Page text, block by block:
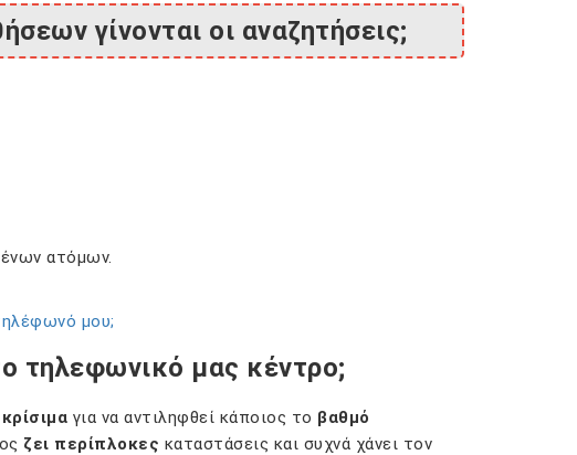
γίνονται οι αναζητήσεις;
ατόμων.
μου;
τηλεφωνικό μας κέντρο;
κρίσιμα για να αντιληφθεί κάποιος το βαθμό
ζει περίπλοκες καταστάσεις και συχνά χάνει τον